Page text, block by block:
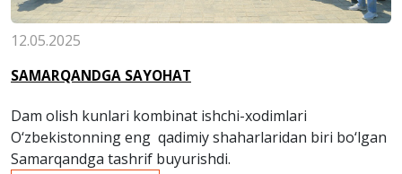
12.05.2025
SAMARQANDGA SAYOHAT
Dam olish kunlari kombinat ishchi-xodimlari
O‘zbekistonning eng qadimiy shaharlaridan biri bo‘lgan
Samarqandga tashrif buyurishdi.